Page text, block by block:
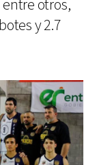
otros,
y 2.7